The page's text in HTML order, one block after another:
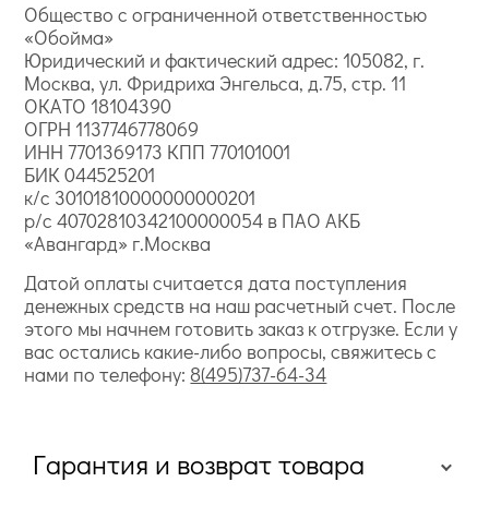
Общество с ограниченной ответственностью
«Обойма»
Юридический и фактический адрес: 105082, г.
Москва, ул. Фридриха Энгельса, д.75, стр. 11
ОКАТО 18104390
ОГРН 1137746778069
ИНН 7701369173 КПП 770101001
БИК 044525201
к/с 30101810000000000201
р/с 40702810342100000054 в ПАО АКБ
«Авангард» г.Москва
Датой оплаты считается дата поступления
денежных средств на наш расчетный счет. После
этого мы начнем готовить заказ к отгрузке. Если у
вас остались какие-либо вопросы, свяжитесь с
нами по телефону: 8(495)737-64-34
Гарантия и возврат товара